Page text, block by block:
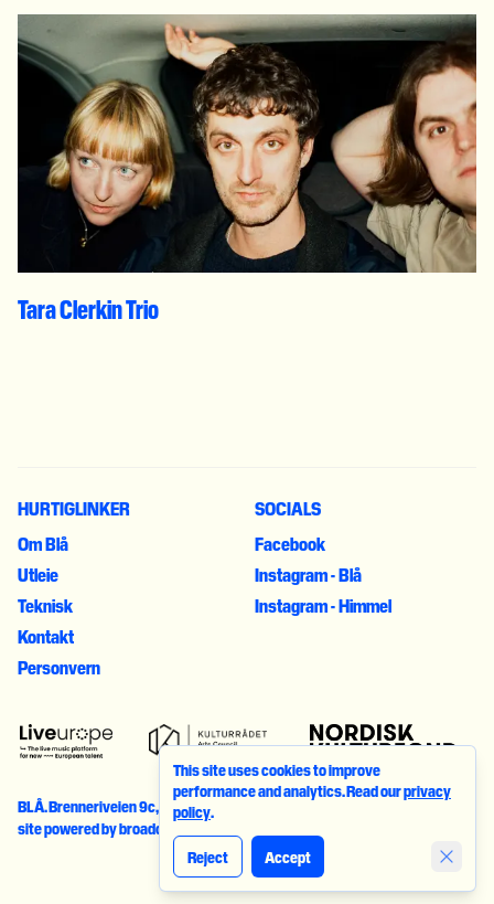
Tara Clerkin Trio
HURTIGLINKER
Om Blå
Utleie
Teknisk
Kontakt
Personvern
SOCIALS
Facebook
Instagram - Blå
Instagram - Himmel
BLÅ.Brenneriveien 9c, 0182Oslo
. © 2023. All rights reserved
site powered bybroadcast.events
This site uses cookies to improve
performance and analytics. Read ourprivacy
policy.
Reject Accept